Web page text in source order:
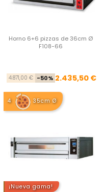
Horno 6+6 pizzas de 36cm Ø
F108-66
4.871,00 € -50% 2.435,50 €
4 35cm Ø
¡Nueva gama!